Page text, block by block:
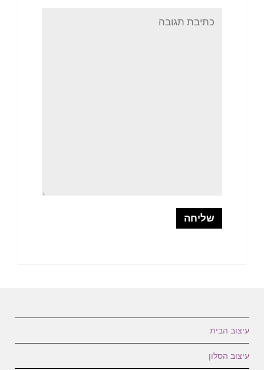
עיצוב הבית
עיצוב הסלון